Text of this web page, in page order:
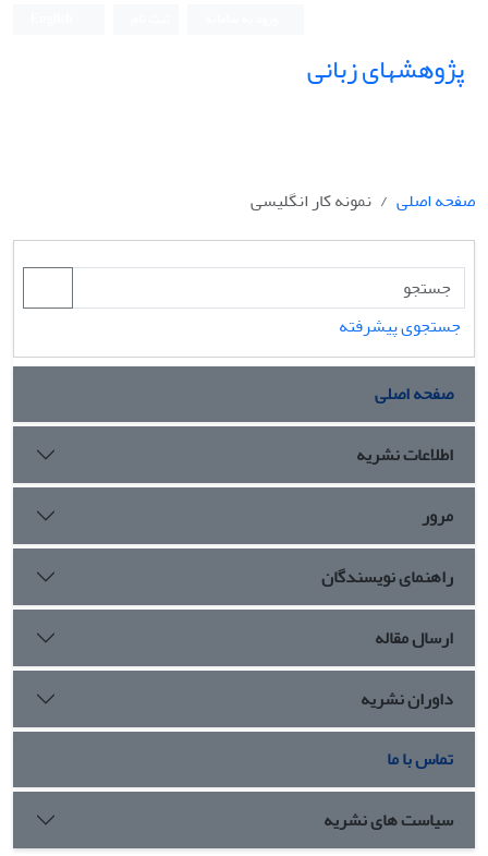
پژوهشهای زبانی
صفحه اصلی نمونه کار انگلیسی
جستجوی پیشرفته
صفحه اصلی
اطلاعات نشریه
مرور
راهنمای نویسندگان
ارسال مقاله
داوران نشریه
تماس با ما
سیاست های نشریه